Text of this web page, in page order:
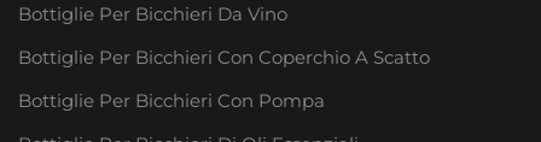
Bottiglie Per Bicchieri Da Vino
Bottiglie Per Bicchieri Con Coperchio A Scatto
Bottiglie Per Bicchieri Con Pompa